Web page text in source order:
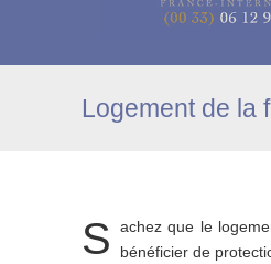
Logement de la
S
achez que le
bénéficier de